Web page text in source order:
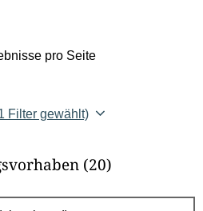
pro Seite
Filter gewählt)
(20)